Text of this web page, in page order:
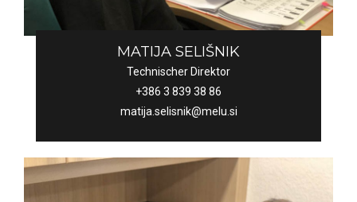
MATIJA SELIŠNIK
Technischer Direktor
+386 3 839 38 86
matija.selisnik@melu.si